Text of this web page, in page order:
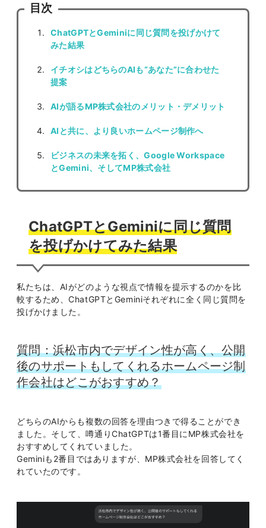
目次
ChatGPTとGeminiに同じ質問を投げかけて
みた結果
イチオシはどちらのAIも“あなた”に合わせた
提案
AIが語るMP株式会社のメリット・デメリット
AIと共に、より良いホームページ制作へ
ビジネスの未来を拓く、Google Workspace
とGemini、そしてMP株式会社
ChatGPTとGeminiに同じ質問
を投げかけてみた結果
私たちは、AIがどのような視点で情報を提示するのかを比
較するため、ChatGPTとGeminiそれぞれに全く同じ質問を
投げかけました。
質問：浜松市内でデザイン性が高く、公開
後のサポートもしてくれるホームページ制
作会社はどこがおすすめ？
どちらのAIからも複数の回答を理由つきで得ることができ
ました。そして、噂通りChatGPTは1番目にMP株式会社を
おすすめしてくれていました。
Geminiも2番目ではありますが、MP株式会社を回答してく
れていたのです。